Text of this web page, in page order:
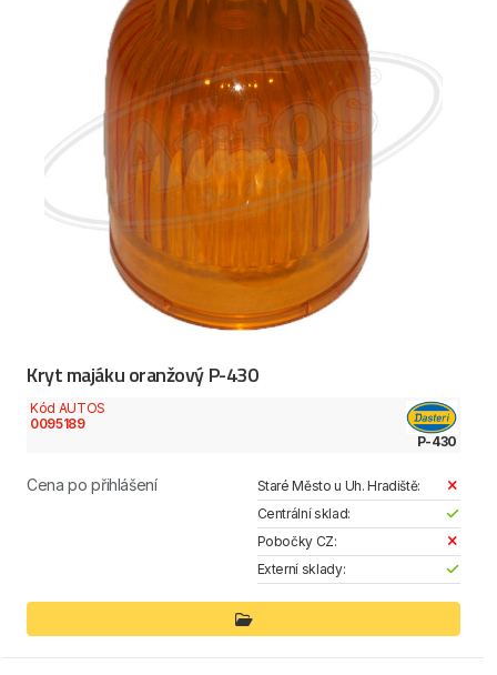
Kryt majáku oranžový P-430
Kód AUTOS
0095189
P-430
Cena po přihlášení
Staré Město u Uh. Hradiště:
Centrální sklad:
Pobočky CZ:
Externí sklady: